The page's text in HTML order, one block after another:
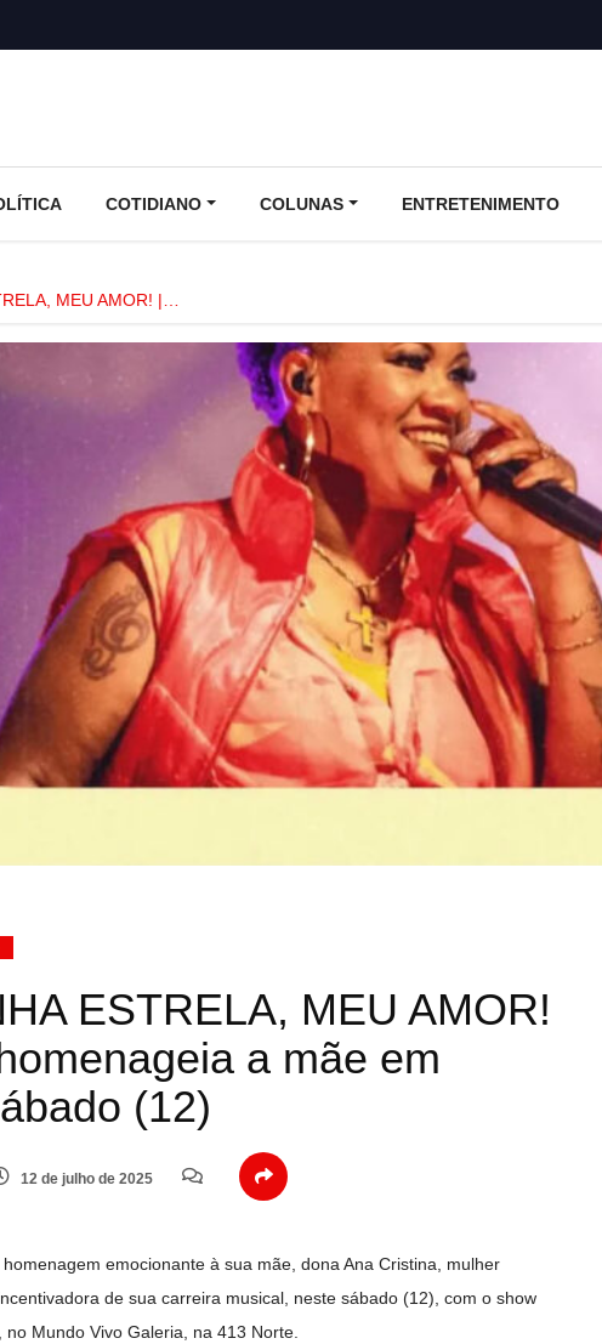
COTIDIANO COLUNAS ENTRETENIMENTO
MEU AMOR! |…
ESTRELA, MEU AMOR!
a mãe em
(12)
12 de julho de 2025
emocionante à sua mãe, dona Ana Cristina, mulher
de sua carreira musical, neste sábado (12), com o show
, no Mundo Vivo Galeria, na 413 Norte.